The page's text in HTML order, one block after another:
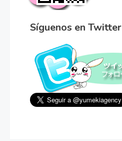
Síguenos en Twitter